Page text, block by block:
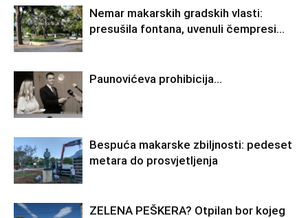
Nemar makarskih gradskih vlasti:
presušila fontana, uvenuli čempresi…
Paunovićeva prohibicija…
Bespuća makarske zbiljnosti: pedeset
metara do prosvjetljenja
ZELENA PEŠKERA? Otpilan bor kojeg